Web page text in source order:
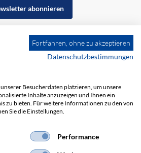
abonnieren
Haftungsausschluss Datenschutz
Fortfahren, ohne zu akzeptieren
Datenschutzbestimmungen
Besucherdaten platzieren, um unsere
Inhalte anzuzeigen und Ihnen ein
zu bieten. Für weitere Informationen zu den von
Sie die Einstellungen.
Performance